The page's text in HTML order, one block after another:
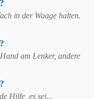
in der Waage halten.
am Lenker, andere
Hilfe, es sei...